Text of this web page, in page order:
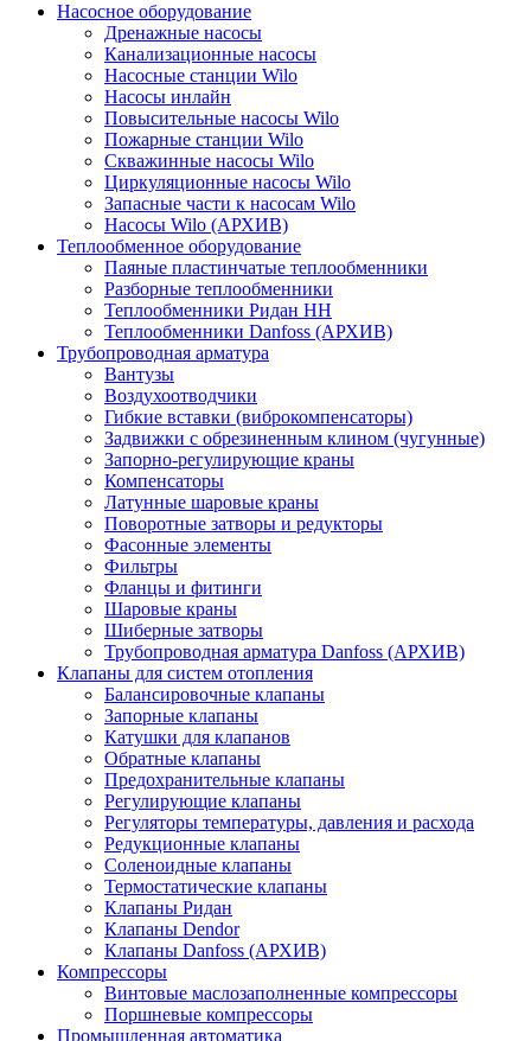
Насосное оборудование
Дренажные насосы
Канализационные насосы
Насосные станции Wilo
Насосы инлайн
Повысительные насосы Wilo
Пожарные станции Wilo
Скважинные насосы Wilo
Циркуляционные насосы Wilo
Запасные части к насосам Wilo
Насосы Wilo (АРХИВ)
Теплообменное оборудование
Паяные пластинчатые теплообменники
Разборные теплообменники
Теплообменники Ридан НН
Теплообменники Danfoss (АРХИВ)
Трубопроводная арматура
Вантузы
Воздухоотводчики
Гибкие вставки (виброкомпенсаторы)
Задвижки с обрезиненным клином (чугунные)
Запорно-регулирующие краны
Компенсаторы
Латунные шаровые краны
Поворотные затворы и редукторы
Фасонные элементы
Фильтры
Фланцы и фитинги
Шаровые краны
Шиберные затворы
Трубопроводная арматура Danfoss (АРХИВ)
Клапаны для систем отопления
Балансировочные клапаны
Запорные клапаны
Катушки для клапанов
Обратные клапаны
Предохранительные клапаны
Регулирующие клапаны
Регуляторы температуры, давления и расхода
Редукционные клапаны
Соленоидные клапаны
Термостатические клапаны
Клапаны Ридан
Клапаны Dendor
Клапаны Danfoss (АРХИВ)
Компрессоры
Винтовые маслозаполненные компрессоры
Поршневые компрессоры
Промышленная автоматика